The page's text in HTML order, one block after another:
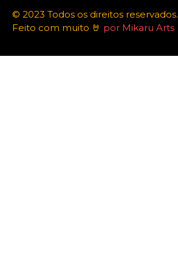
© 2023 Todos os direitos reservados.
Feito com muito 🤘 por Mikaru Arts